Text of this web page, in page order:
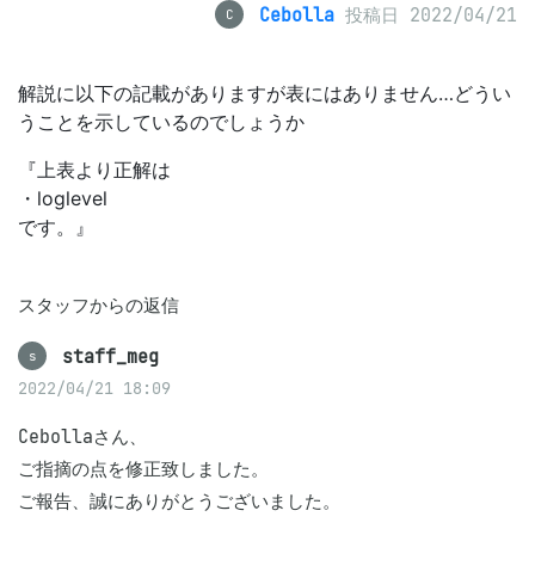
C Cebolla 投稿日 2022/04/21
解説に以下の記載がありますが表にはありません…どうい
うことを示しているのでしょうか
『上表より正解は
・loglevel
です。』
スタッフからの返信
s staff_meg
2022/04/21 18:09
Cebollaさん、
ご指摘の点を修正致しました。
ご報告、誠にありがとうございました。